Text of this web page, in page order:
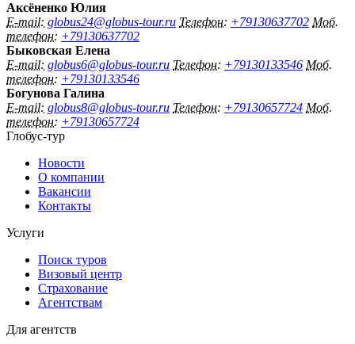
Аксёненко Юлия
E-mail: globus24@globus-tour.ru Телефон: +79130637702 Моб.
телефон: +79130637702
Быковская Елена
E-mail: globus6@globus-tour.ru Телефон: +79130133546 Моб.
телефон: +79130133546
Богунова Галина
E-mail: globus8@globus-tour.ru Телефон: +79130657724 Моб.
телефон: +79130657724
Глобус-тур
Новости
О компании
Вакансии
Контакты
Услуги
Поиск туров
Визовый центр
Страхование
Агентствам
Для агентств